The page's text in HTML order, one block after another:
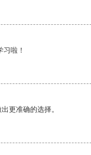
啦！
更准确的选择。